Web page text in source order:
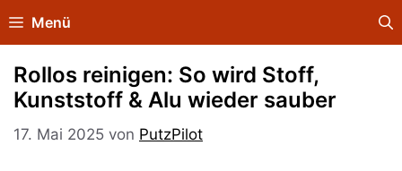
Inhalt
Menü
Rollos reinigen: So wird Stoff,
Kunststoff & Alu wieder sauber
17. Mai 2025 von PutzPilot